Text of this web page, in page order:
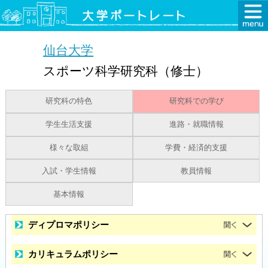
仙台大学
スポーツ科学研究科（修士）
研究科の特色 研究科での学び
学生生活支援 進路・就職情報
様々な取組 学費・経済的支援
入試・学生情報 教員情報
基本情報
ディプロマポリシー
カリキュラムポリシー